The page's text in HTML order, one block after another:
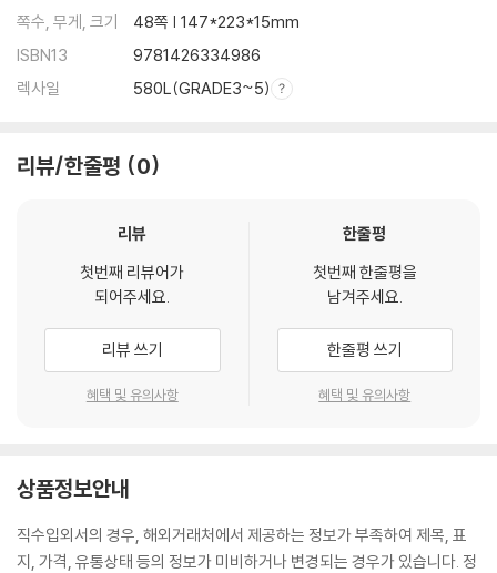
쪽수, 무게, 크기
48쪽 | 147*223*15mm
ISBN13
9781426334986
렉사일
580L(GRADE3~5)
리뷰/한줄평 0
리뷰
첫번째 리뷰어가
되어주세요.
리뷰 쓰기
혜택 및 유의사항
한줄평
첫번째 한줄평을
남겨주세요.
한줄평 쓰기
혜택 및 유의사항
상품정보안내
직수입외서의 경우, 해외거래처에서 제공하는 정보가 부족하여 제목, 표
지, 가격, 유통상태 등의 정보가 미비하거나 변경되는 경우가 있습니다. 정